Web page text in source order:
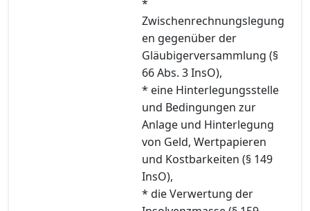
*
Zwischenrechnungslegung
en gegenüber der
Gläubigerversammlung (§
66 Abs. 3 InsO),
* eine Hinterlegungsstelle
und Bedingungen zur
Anlage und Hinterlegung
von Geld, Wertpapieren
und Kostbarkeiten (§ 149
InsO),
* die Verwertung der